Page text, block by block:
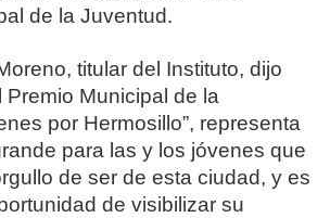
de la Juventud.
titular del Instituto, dijo
Premio Municipal de la
por Hermosillo”, representa
para las y los jóvenes que
de ser de esta ciudad, y es
de visibilizar su